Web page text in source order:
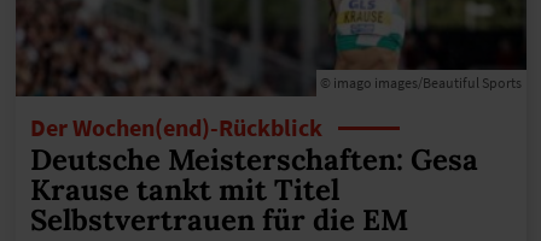
© imago images/Beautiful Sports
Der Wochen(end)-Rückblick
Deutsche Meisterschaften: Gesa
Krause tankt mit Titel
Selbstvertrauen für die EM